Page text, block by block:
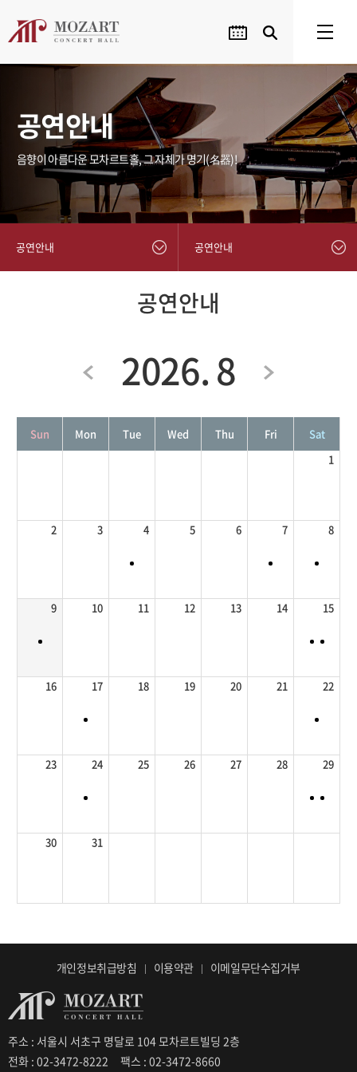
공연안내
음향이 아름다운 모차르트홀, 그 자체가 명기(名器)!
공연안내 공연안내
공연안내
2026. 8
Sun Mon Tue Wed Thu Fri
Sat
1
2 3 4 5 6 7 8
9 10 11 12 13 14 15
16 17 18 19 20 21 22
23 24 25 26 27 28 29
30 31
개인정보취급방침 이용약관 이메일무단수집거부
주소 : 서울시 서초구 명달로 104 모차르트빌딩 2층
전화 : 02-3472-8222
팩스 : 02-3472-8660